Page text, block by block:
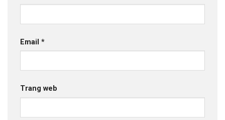
Email *
Trang web